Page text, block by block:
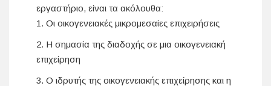
εργαστήριο, είναι τα ακόλουθα:
1. Οι οικογενειακές μικρομεσαίες επιχειρήσεις
2. Η σημασία της διαδοχής σε μια οικογενειακή
επιχείρηση
3. Ο ιδρυτής της οικογενειακής επιχείρησης και η